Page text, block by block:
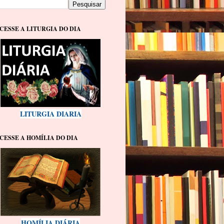
A LITURGIA DO DIA
LITURGIA DIARIA
A HOMÍLIA DO DIA